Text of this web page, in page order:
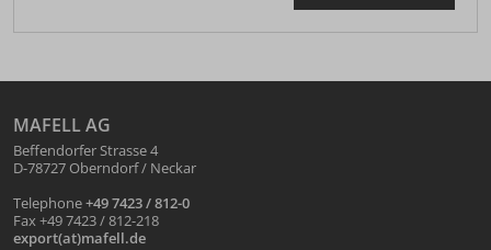
MAFELL AG
Beffendorfer Strasse 4
D-78727 Oberndorf / Neckar
Telephone+49 7423 / 812-0
Fax +49 7423 / 812-218
export(at)mafell.de